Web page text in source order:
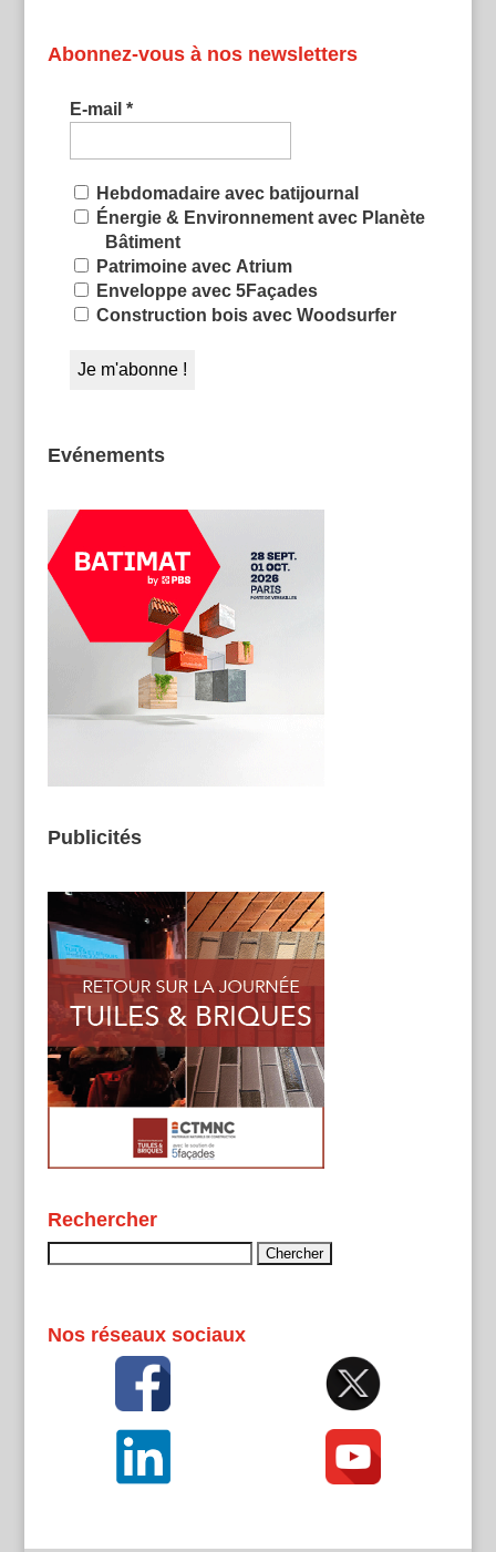
Abonnez-vous à nos newsletters
E-mail *
Hebdomadaire avec batijournal
Énergie & Environnement avec Planète
Bâtiment
Patrimoine avec Atrium
Enveloppe avec 5Façades
Construction bois avec Woodsurfer
Evénements
Publicités
Rechercher
Nos réseaux sociaux